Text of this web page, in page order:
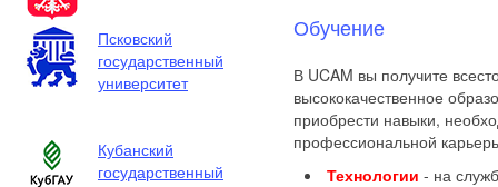
Псковский
государственный
университет
Кубанский
государственный
Обучение
В UCAM вы получите
высококачественное
приобрести навыки,
профессиональной
Технологии - на